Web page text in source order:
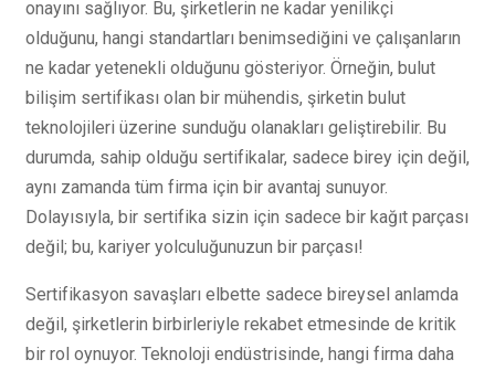
onayını sağlıyor. Bu, şirketlerin ne kadar yenilikçi
olduğunu, hangi standartları benimsediğini ve çalışanların
ne kadar yetenekli olduğunu gösteriyor. Örneğin, bulut
bilişim sertifikası olan bir mühendis, şirketin bulut
teknolojileri üzerine sunduğu olanakları geliştirebilir. Bu
durumda, sahip olduğu sertifikalar, sadece birey için değil,
aynı zamanda tüm firma için bir avantaj sunuyor.
Dolayısıyla, bir sertifika sizin için sadece bir kağıt parçası
değil; bu, kariyer yolculuğunuzun bir parçası!
Sertifikasyon savaşları elbette sadece bireysel anlamda
değil, şirketlerin birbirleriyle rekabet etmesinde de kritik
bir rol oynuyor. Teknoloji endüstrisinde, hangi firma daha